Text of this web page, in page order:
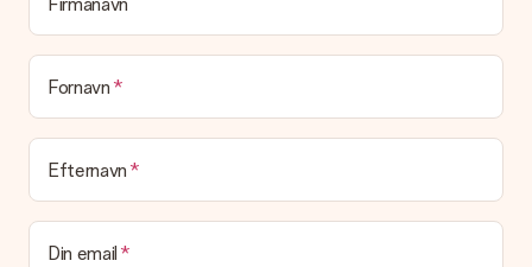
Er min gave indpakket?
I øjeblikket har vi (endnu) ikke en gaveindpakningstjeneste til
at pakke din gave. Vi leverer vores gaver i en festlig
emballage. Det betyder, at din gave er klar til at blive givet,
Leveringstid, leveringsmuligheder og
leveringsomkostninger
Kan jeg vælge en leveringsdato?
Det er ikke muligt at vælge en bestemt leveringsdato.
Fornavn
Efternavn
Din email